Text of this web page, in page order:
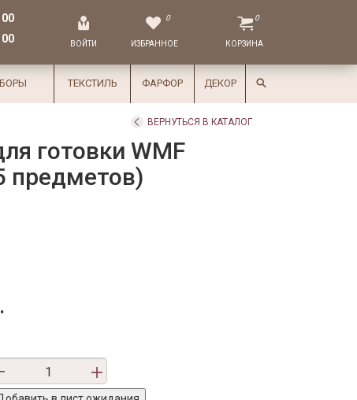
ВОЙТИ
0
ИЗБРАННОЕ
0
КОРЗИНА
ТЕКСТИЛЬ ФАРФОР ДЕКОР
ВЕРНУТЬСЯ В КАТАЛОГ
готовки WMF
предметов)